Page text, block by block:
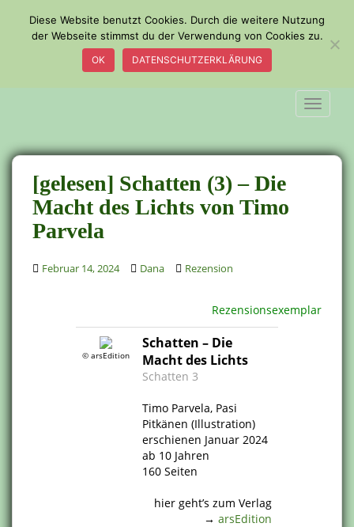
[gelesen] Schatten (3) – Die
Macht des Lichts von Timo
Parvela
Februar 14, 2024 Dana Rezension
Rezensionsexemplar
© arsEdition
Schatten – Die
Macht des Lichts
Schatten 3
Timo Parvela, Pasi
Pitkänen (Illustration)
erschienen Januar 2024
ab 10 Jahren
160 Seiten
hier geht’s zum Verlag
→ arsEdition
Diese Website benutzt Cookies. Durch die weitere Nutzung
der Webseite stimmst du der Verwendung von Cookies zu.
OK DATENSCHUTZERKLÄRUNG